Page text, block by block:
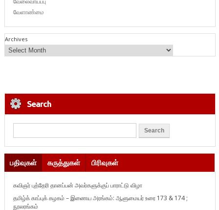
வேளாண்மை
Archives
Search
பதிவுகள் கருத்துகள் பிரிவுகள்
கவிஞர் புத்தேரி தானப்பன் அவர்களுக்குப் பாராட்டு விழா
தமிழ்க் காப்புக் கழகம் – இணைய அரங்கம்: ஆளுமையர் உரை 173 & 174 ;
நூலரங்கம்